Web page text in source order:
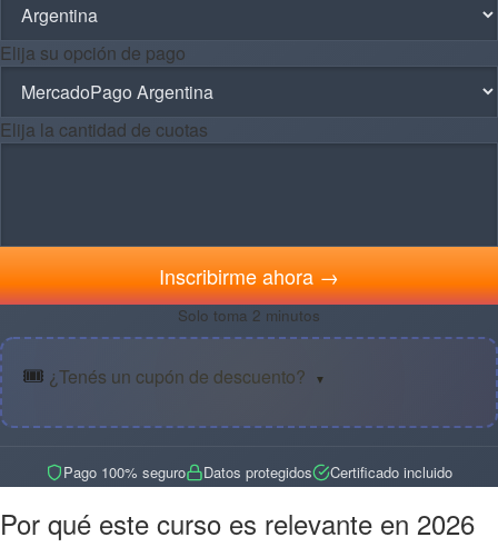
Elija su opción de pago
Elija la cantidad de cuotas
Inscribirme ahora →
Solo toma 2 minutos
🎟️ ¿Tenés un cupón de descuento? ▼
Pago 100% seguro Datos protegidos Certificado incluido
Por qué este curso es relevante en 2026